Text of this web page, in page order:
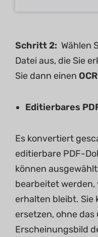
Schritt 2: Wählen
Datei aus, die Sie
Sie dann einen
Editierbares
Es konvertiert
editierbare PDF-
können
bearbeitet
erhalten bleibt. Sie
ersetzen, ohne
Erscheinungsbild